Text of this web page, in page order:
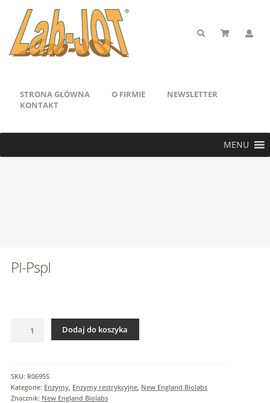
STRONA GŁÓWNA O FIRMIE
NEWSLETTER
KONTAKT
MENU
PI-PspI
Dodaj do koszyka
SKU: R0695S
Kategorie: Enzymy Enzymy restrykcyjne New England Biolabs
Znacznik: New England Biolabs